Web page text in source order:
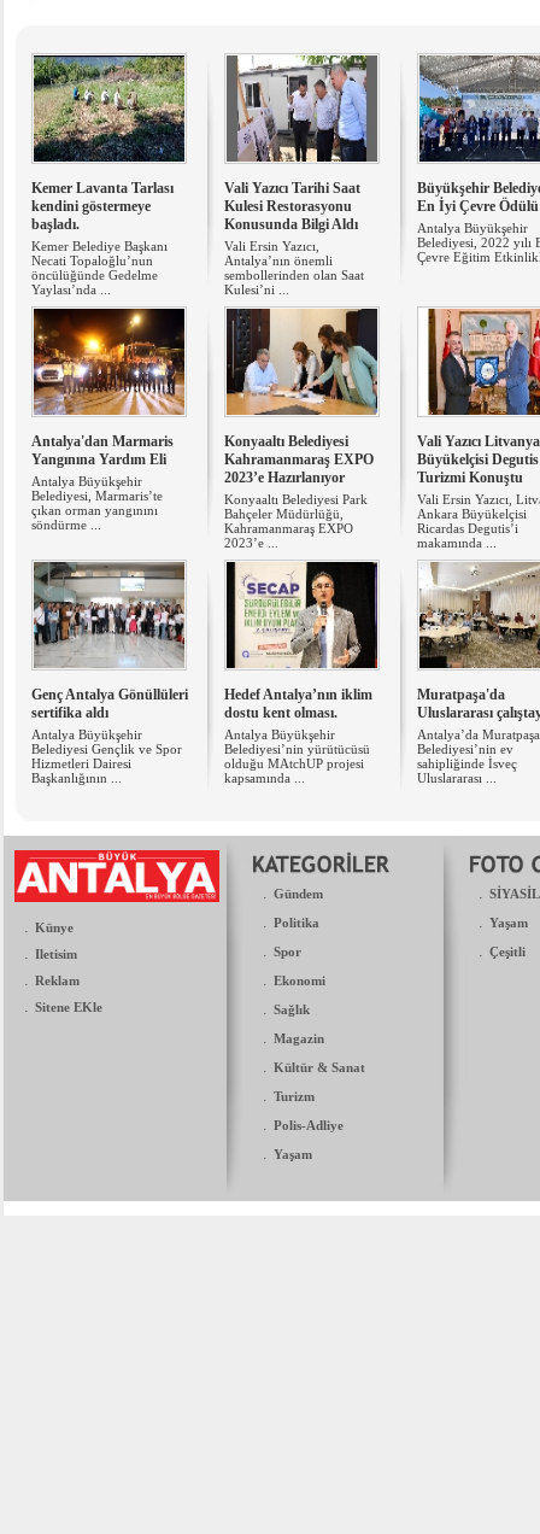
Kemer Lavanta Tarlası
kendini göstermeye
başladı.
Kemer Belediye Başkanı
Necati Topaloğlu’nun
öncülüğünde Gedelme
Yaylası’nda ...
Vali Yazıcı Tarihi Saat
Kulesi Restorasyonu
Konusunda Bilgi Aldı
Vali Ersin Yazıcı,
Antalya’nın önemli
sembollerinden olan Saat
Kulesi’ni ...
Büyükşehir
​En İyi Çevre Ödülü
Antalya Büyükşehir
Belediyesi, 2022 yılı
Çevre Eğitim
Antalya'dan Marmaris
Yangınına Yardım Eli
Antalya Büyükşehir
Belediyesi, Marmaris’te
çıkan orman yangınını
söndürme ...
Konyaaltı Belediyesi
Kahramanmaraş EXPO
2023’e Hazırlanıyor
Konyaaltı Belediyesi Park
Bahçeler Müdürlüğü,
Kahramanmaraş EXPO
2023’e ...
Vali Yazıcı Litvanya
Büyükelçisi
Turizmi Konuştu
Vali Ersin Yazıcı,
Ankara Büyükelçisi
Ricardas Degutis’i
makamında ...
Genç Antalya Gönüllüleri
sertifika aldı
Antalya Büyükşehir
Belediyesi Gençlik ve Spor
Hizmetleri Dairesi
Başkanlığının ...
Hedef Antalya’nın iklim
dostu kent olması.
Antalya Büyükşehir
Belediyesi’nin yürütücüsü
olduğu MAtchUP projesi
kapsamında ...
Muratpaşa'da
Uluslararası
Antalya’da Muratpaşa
Belediyesi’nin ev
sahipliğinde İsveç
Uluslararası ...
. Künye
. Iletisim
. Reklam
. Sitene EKle
. Gündem
. Politika
. Spor
. Ekonomi
. Sağlık
. Magazin
. Kültür & Sanat
. Turizm
. Polis-Adliye
. Yaşam
.
. Yaşam
. Çeşitli